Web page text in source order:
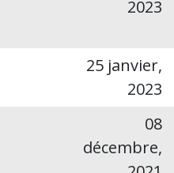
2023
25 janvier,
2023
08
décembre,